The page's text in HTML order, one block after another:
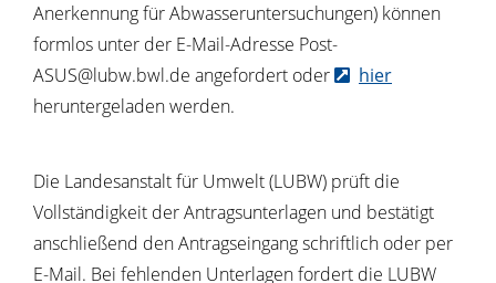
Anerkennung für Abwasseruntersuchungen) können
formlos unter der E-Mail-Adresse Post-
ASUS@lubw.bwl.de angefordert oder
hier
heruntergeladen werden.
Die Landesanstalt für Umwelt (LUBW) prüft die
Vollständigkeit der Antragsunterlagen und bestätigt
anschließend den Antragseingang schriftlich oder per
E-Mail. Bei fehlenden Unterlagen fordert die LUBW